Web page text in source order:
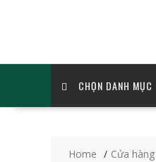
CHỌN DANH MỤC
Home Cửa hàng